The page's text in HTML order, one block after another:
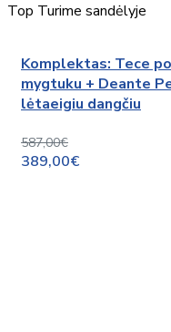
Top Turime sandėlyje
Komplektas: Tece
mygtuku + Deante
lėtaeigiu dangčiu
587,00€
389,00€